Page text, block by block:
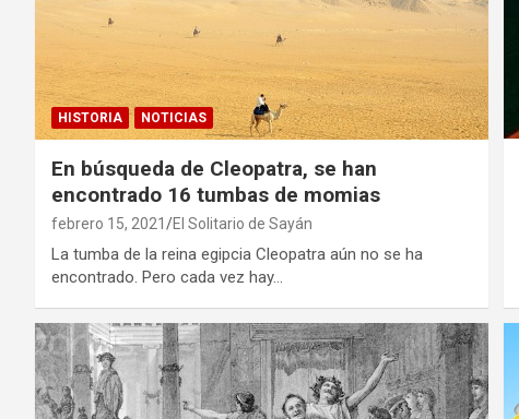
HISTORIA NOTICIAS
En búsqueda de Cleopatra, se han
encontrado 16 tumbas de momias
febrero 15, 2021 El Solitario de Sayán
La tumba de la reina egipcia Cleopatra aún no se ha
encontrado. Pero cada vez hay…